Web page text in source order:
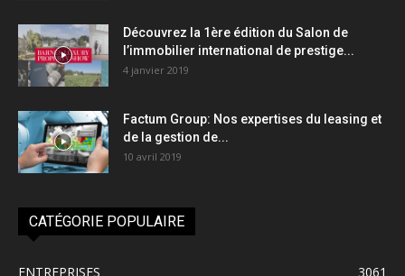
Découvrez la 1ère édition du Salon de
l’immobilier international de prestige...
4 janvier 2019
Factum Group: Nos expertises du leasing et
de la gestion de...
10 avril 2019
CATÉGORIE POPULAIRE
ENTREPRISES 3061